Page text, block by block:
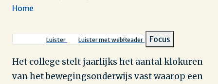
Kruimelpad
Home
Luister Luister met webReader Focus
Het college stelt jaarlijks het aantal klokuren
van het bewegingsonderwijs vast waarop een